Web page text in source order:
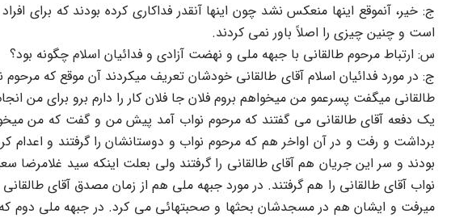
ج: خیر، آنموقع اینها منعکس نشد چون اینها آنقدر فداکاری کرده بودند که برای
است و چنین چیزی را اصلاً باور نمی کردند.
س: ارتباط مرحوم طالقانی با جبهه ملی و نهضت آزادی و فدائیان اسلام چگونه بود؟
ج: در مورد فدائیان اسلام آقای طالقانی خودشان تعریف میکردند آن موقع که
طالقانی میگفت پسرعمو من میخواهم بروم فلان جا فلان کار را دارم برو برای من
یک دفعه آقای طالقانی می گفتند که مرحوم نواب آمد پیش من و گفت که من
برداشت و رفت و در آن اواخر هم که مرحوم نواب و دوستانشان را گرفتند و
بودند و سر این جریان هم آقای طالقانی را گرفتند ولی بعلت اینکه سید غلامرضا
نواب آقای طالقانی را هم گرفتند. در مورد جبهه ملی هم از زمان مصدق آقای
میرفت و ایشان هم در مسجدشان بحثها و صحبتهائی می کرد. در جبهه ملی دوم